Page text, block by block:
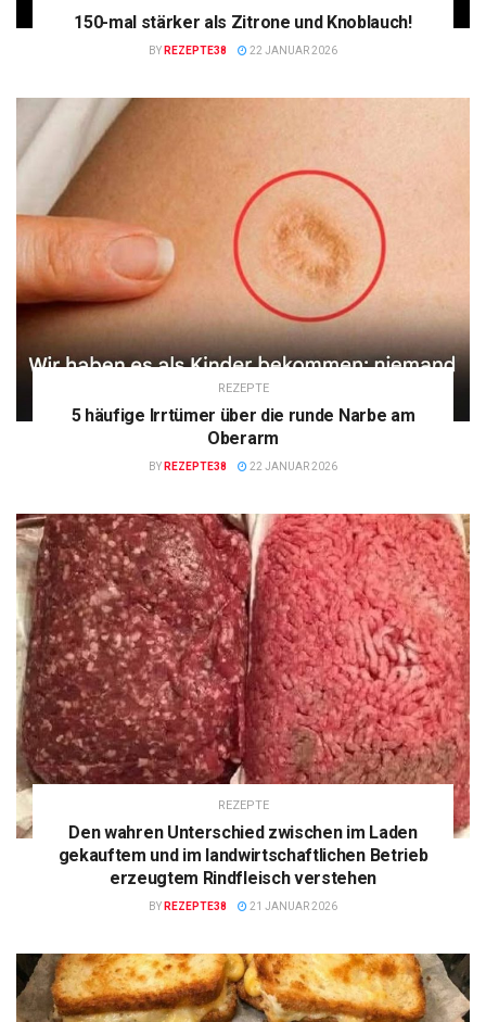
150-mal stärker als Zitrone und Knoblauch!
BY REZEPTE38 22 JANUAR 2026
REZEPTE
5 häufige Irrtümer über die runde Narbe am
Oberarm
BY REZEPTE38 22 JANUAR 2026
REZEPTE
Den wahren Unterschied zwischen im Laden
gekauftem und im landwirtschaftlichen Betrieb
erzeugtem Rindfleisch verstehen
BY REZEPTE38 21 JANUAR 2026